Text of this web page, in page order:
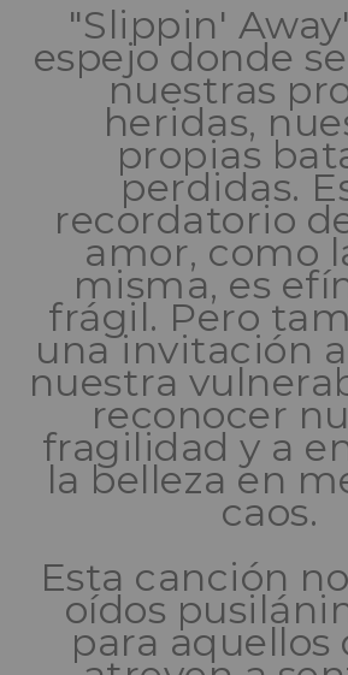
"Slippin'
espejo donde
nuestras
heridas,
propias
perdidas.
recordatorio
amor, como
misma, es
frágil. Pero
una invitación
nuestra
reconocer
fragilidad y a
la belleza en
caos.
Esta canción
oídos
para aquellos